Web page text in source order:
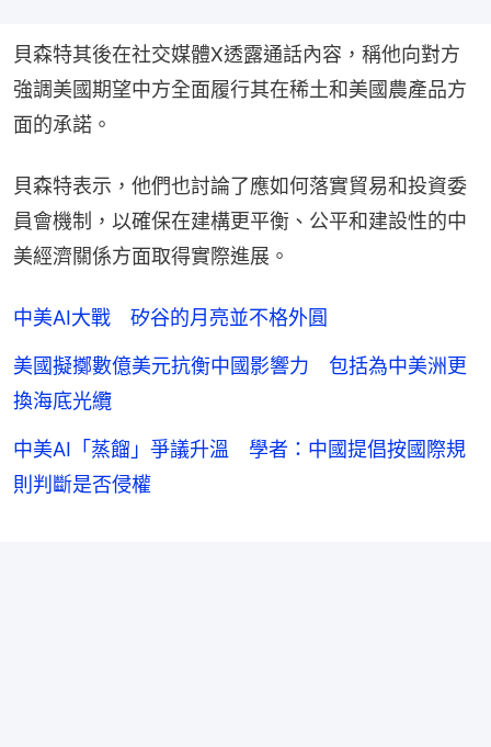
貝森特其後在社交媒體X透露通話內容，稱他向對方
強調美國期望中方全面履行其在稀土和美國農產品方
面的承諾。
貝森特表示，他們也討論了應如何落實貿易和投資委
員會機制，以確保在建構更平衡、公平和建設性的中
美經濟關係方面取得實際進展。
中美AI大戰 矽谷的月亮並不格外圓
美國擬擲數億美元抗衡中國影響力 包括為中美洲更
換海底光纜
中美AI「蒸餾」爭議升溫 學者：中國提倡按國際規
則判斷是否侵權